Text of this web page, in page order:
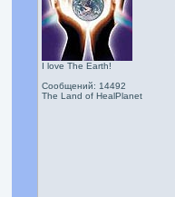
I love The Earth!
Сообщений: 14492
The Land of HealPlanet